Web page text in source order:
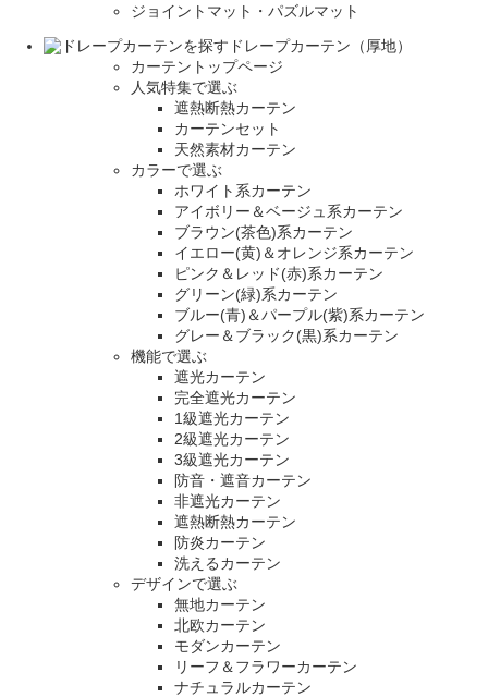
ジョイントマット・パズルマット
ドレープカーテン（厚地）
カーテントップページ
人気特集で選ぶ
遮熱断熱カーテン
カーテンセット
天然素材カーテン
カラーで選ぶ
ホワイト系カーテン
アイボリー＆ベージュ系カーテン
ブラウン(茶色)系カーテン
イエロー(黄)＆オレンジ系カーテン
ピンク＆レッド(赤)系カーテン
グリーン(緑)系カーテン
ブルー(青)＆パープル(紫)系カーテン
グレー＆ブラック(黒)系カーテン
機能で選ぶ
遮光カーテン
完全遮光カーテン
1級遮光カーテン
2級遮光カーテン
3級遮光カーテン
防音・遮音カーテン
非遮光カーテン
遮熱断熱カーテン
防炎カーテン
洗えるカーテン
デザインで選ぶ
無地カーテン
北欧カーテン
モダンカーテン
リーフ＆フラワーカーテン
ナチュラルカーテン